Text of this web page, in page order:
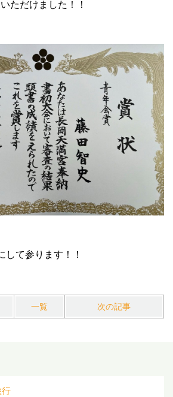
だけました！！
して参ります！！
一覧 次の記事
行